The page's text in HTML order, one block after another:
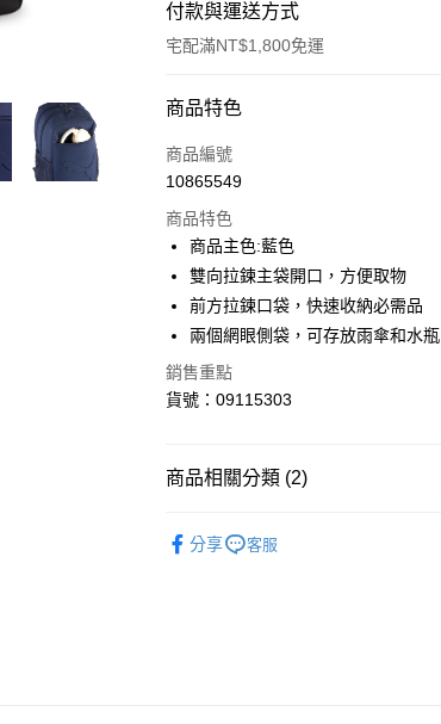
付款與運送方式
宅配滿NT$1,800免運
付款方式
信用卡一次付款
Apple Pay
街口支付
悠遊付
Google Pay
運送方式
宅配(離島恕不配送)
商品特色
商品編號
10865549
商品特色
商品主色:藍色
雙向拉鍊主袋開口，方便取物
前方拉鍊口袋，快速收納必需品
兩個網眼側袋，可存放雨傘和水瓶
銷售重點
貨號：09115303
商品相關分類 (2)
分享 客服